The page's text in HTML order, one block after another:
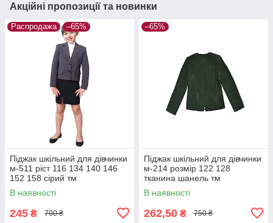
Акційні пропозиції та новинки
Распродажа –65%
Піджак шкільний для дівчинки
м-511 ріст 116 134 140 146
152 158 сірий тм
"Попелюшка"
В наявності
245 ₴ 700 ₴
–65%
Піджак шкільний для дівчинки
м-214 розмір 122 128
тканина шанель тм
"Попелюшка"
В наявності
262,50 ₴ 750 ₴